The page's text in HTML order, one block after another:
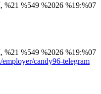
%21 %549 %2026 %19:%07
%21 %549 %2026 %19:%07
candy96-telegram